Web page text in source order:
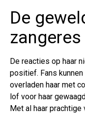
De
De reacties op haar
positief. Fans
overladen haar met
lof voor haar
Met al haar